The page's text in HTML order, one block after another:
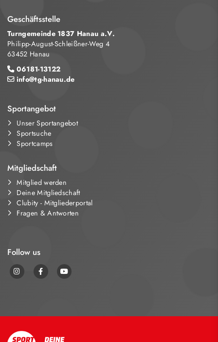
Geschäftsstelle
Turngemeinde 1837 Hanau a.V.
Philipp-August-Schleißner-Weg 4
63452 Hanau
06181-13122
info@tg-hanau.de
Sportangebot
Unser Sportangebot
Sportsuche
Sportcamps
Mitgliedschaft
Mitglied werden
Deine Mitgliedschaft
Clubity - Mitgliederportal
Fragen & Antworten
Follow us